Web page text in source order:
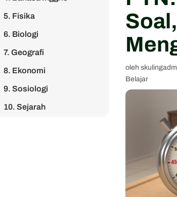
5. Fisika
6. Biologi
7. Geografi
8. Ekonomi
9. Sosiologi
10. Sejarah
oleh
Belajar